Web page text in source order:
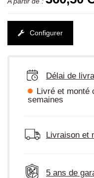
Configurer
Délai de
Livré et monté
semaines
Livraison et
5 ans de